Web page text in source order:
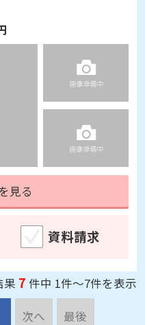
見る
資料請求
果 7件中 1件～7件を表示
次へ 最後